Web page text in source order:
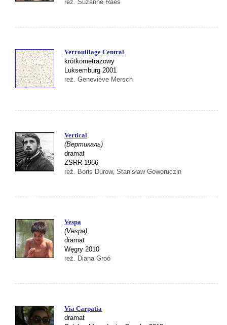
reż. Suzanne Raes
Verrouillage Central
krótkometrażowy
Luksemburg 2001
reż. Geneviève Mersch
Vertical
(Вертикаль)
dramat
ZSRR 1966
reż. Boris Durow, Stanisław Goworuczin
Vespa
(Vespa)
dramat
Węgry 2010
reż. Diana Groó
Via Carpatia
dramat